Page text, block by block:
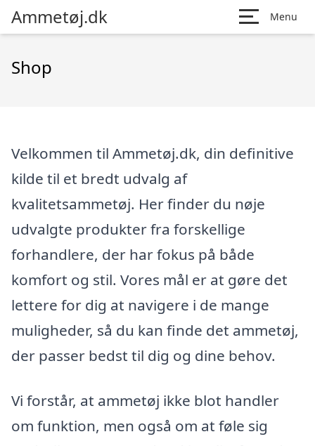
Ammetøj.dk Menu
Shop
Velkommen til Ammetøj.dk, din definitive
kilde til et bredt udvalg af
kvalitetsammetøj. Her finder du nøje
udvalgte produkter fra forskellige
forhandlere, der har fokus på både
komfort og stil. Vores mål er at gøre det
lettere for dig at navigere i de mange
muligheder, så du kan finde det ammetøj,
der passer bedst til dig og dine behov.
Vi forstår, at ammetøj ikke blot handler
om funktion, men også om at føle sig